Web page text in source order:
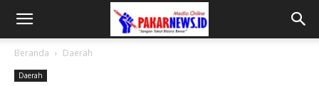
Beranda Daerah
Daerah